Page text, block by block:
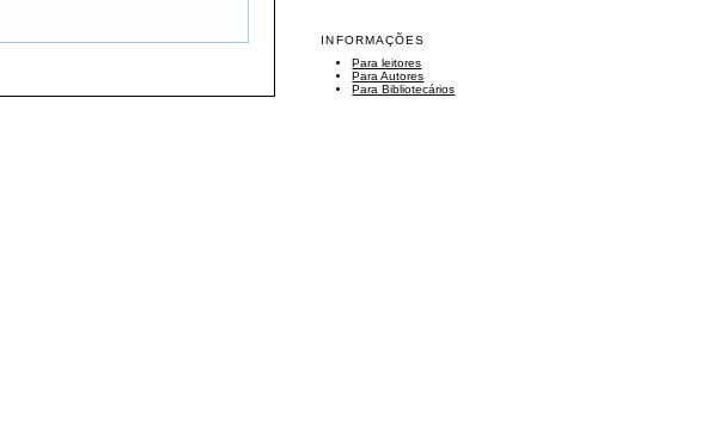
INFORMAÇÕES
Para leitores
Para Autores
Para Bibliotecários